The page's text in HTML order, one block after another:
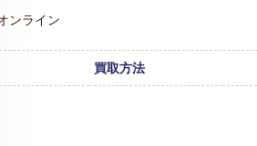
ンライン
買取方法